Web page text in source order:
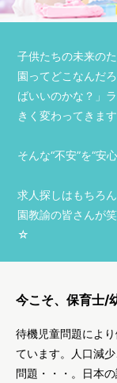
子供たちの未来の
園ってどこなんだ
ばいいのかな？」
きく変わってきます
そんな“不安”を“安
求人探しはもちろ
園教諭の皆さんが
☆
今こそ、保育士/
待機児童問題によ
ています。人口減
問題・・・。日本